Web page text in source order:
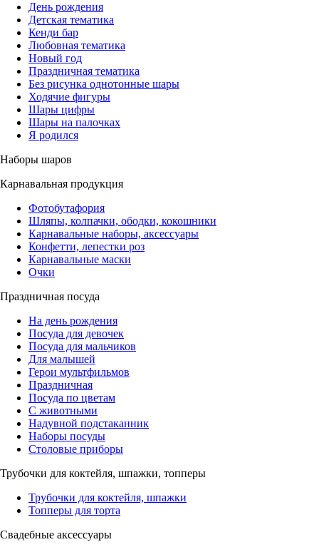
День рождения
Детская тематика
Кенди бар
Любовная тематика
Новый год
Праздничная тематика
Без рисунка однотонные шары
Ходячие фигуры
Шары цифры
Шары на палочках
Я родился
Наборы шаров
Карнавальная продукция
Фотобутафория
Шляпы, колпачки, ободки, кокошники
Карнавальные наборы, аксессуары
Конфетти, лепестки роз
Карнавальные маски
Очки
Праздничная посуда
На день рождения
Посуда для девочек
Посуда для мальчиков
Для малышей
Герои мультфильмов
Праздничная
Посуда по цветам
С животными
Надувной подстаканник
Наборы посуды
Столовые приборы
Трубочки для коктейля, шпажки, топперы
Трубочки для коктейля, шпажки
Топперы для торта
Свадебные аксессуары